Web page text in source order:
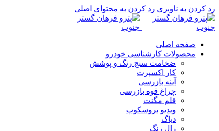
رد کردن به ناوبری رد کردن به محتوای اصلی
صفحه اصلی
محصولات کارشناسی خودرو
ضخامت سنج رنگ و پوشش
کار اکسپرت
آینه بازرسی
چراغ قوه بازرسی
قلم مگنت
ویدیو بروسکوپ
دیاگ
رال رنگ